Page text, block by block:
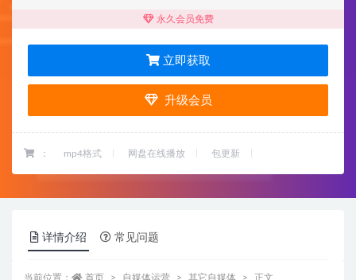
永久会员免费
立即获取
升级会员
： mp4格式 网盘在线播放 包更新
详情介绍 常见问题
当前位置： 首页 自媒体运营 其它自媒体 正文